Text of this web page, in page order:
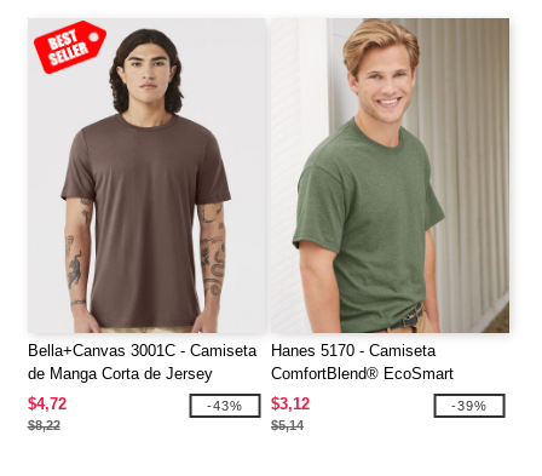
Bella+Canvas 3001C - Camiseta
de Manga Corta de Jersey
$4,72
$8,22
-43%
Hanes 5170 - Camiseta
ComfortBlend® EcoSmart
$3,12
$5,14
-39%